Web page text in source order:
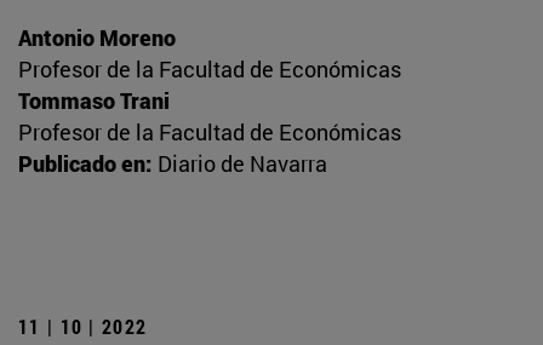
Antonio Moreno
Profesor de la Facultad de Económicas
Tommaso Trani
Profesor de la Facultad de Económicas
Publicado en: Diario de Navarra
11 | 10 | 2022